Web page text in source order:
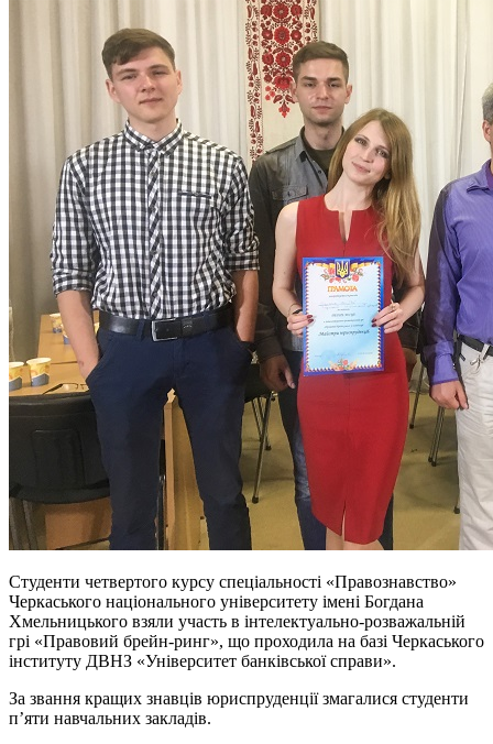
Студенти четвертого курсу спеціальності «Правознавство»
Черкаського національного університету імені Богдана
Хмельницького взяли участь в інтелектуально-розважальній
грі «Правовий брейн-ринг», що проходила на базі Черкаського
інституту ДВНЗ «Університет банківської справи».
За звання кращих знавців юриспруденції змагалися студенти
п’яти навчальних закладів.